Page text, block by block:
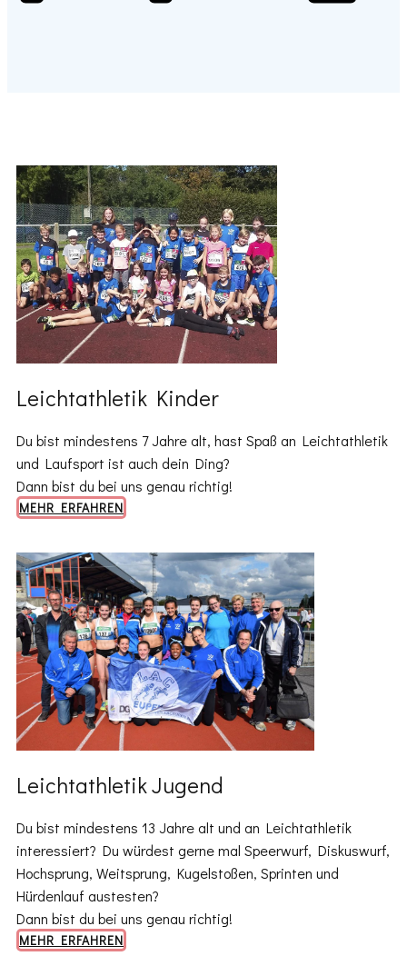
Leichtathletik Kinder
Du bist mindestens 7 Jahre alt, hast Spaß an Leichtathletik
und Laufsport ist auch dein Ding?
Dann bist du bei uns genau richtig!
MEHR ERFAHREN
Leichtathletik Jugend
Du bist mindestens 13 Jahre alt und an Leichtathletik
interessiert? Du würdest gerne mal Speerwurf, Diskuswurf,
Hochsprung, Weitsprung, Kugelstoßen, Sprinten und
Hürdenlauf austesten?
Dann bist du bei uns genau richtig!
MEHR ERFAHREN